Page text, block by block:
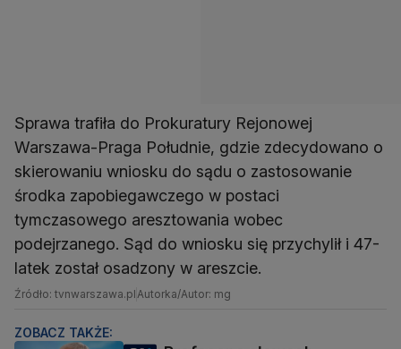
Sprawa trafiła do Prokuratury Rejonowej
Warszawa-Praga Południe, gdzie zdecydowano o
skierowaniu wniosku do sądu o zastosowanie
środka zapobiegawczego w postaci
tymczasowego aresztowania wobec
podejrzanego. Sąd do wniosku się przychylił i 47-
latek został osadzony w areszcie.
Źródło: tvnwarszawa.pl Autorka/Autor: mg
ZOBACZ TAKŻE: